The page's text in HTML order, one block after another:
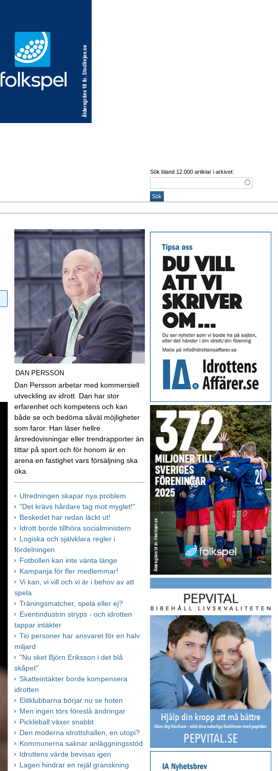
Sök bland 12.000 artiklar i arkivet:
DAN PERSSON
Dan Persson arbetar med kommersiell
utveckling av idrott. Dan har stor
erfarenhet och kompetens och kan
både se och bedöma såväl möjligheter
som faror. Han läser hellre
årsredovisningar eller trendrapporter än
tittar på sport och för honom är en
arena en fastighet vars försäljning ska
öka.
Utredningen skapar nya problem
"Det krävs hårdare tag mot myglet!"
Beskedet har redan läckt ut!
Idrott borde tillhöra socialministern
Logiska och självklara regler i
fördelningen
Fotbollen kan inte vänta länge
Kampanja för fler medlemmar!
Vi kan, vi vill och vi är i behov av att
spela
Träningsmatcher, spela eller ej?
Eventindustrin stryps - och idrotten
tappar intäkter
Tio personer har ansvaret för en halv
miljard
"Nu sket Björn Eriksson i det blå
skåpet"
Skatteintäkter borde kompensera
idrotten
Elitklubbarna börjar nu se hoten
Men ingen törs föreslå ändringar
Pickleball växer snabbt
Den moderna idrottshallen, en utopi?
Kommunerna saknar anläggningsstöd
Idrottens värde bevisas igen
Lagen hindrar en rejäl granskning